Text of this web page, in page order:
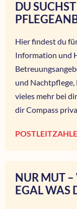
DU
Hier findest du
Information und
und
vieles mehr bei
dir Compass
NUR MUT –
EGAL WAS